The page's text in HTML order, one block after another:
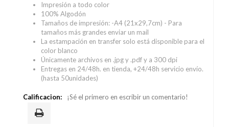
Impresión a todo color
100% Algodón
Tamaños de impresión: -A4 (21x29,7cm) - Para
tamaños más grandes enviar un mail
La estampación en transfer solo está disponible para el
color blanco
Únicamente archivos en .jpg y .pdf y a 300 dpi
Entregas en 24/48h. en tienda, +24/48h servicio envío.
(hasta 50unidades)
Calificacion: ¡Sé el primero en escribir un comentario!